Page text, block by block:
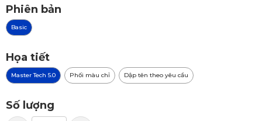
Phiên bản
Basic
Họa tiết
Master Tech 5.0 Phối màu chỉ Dập tên theo yêu cầu
Số lượng